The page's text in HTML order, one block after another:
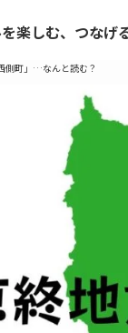
楽しむ、つなげ
側町」…なんと読む？